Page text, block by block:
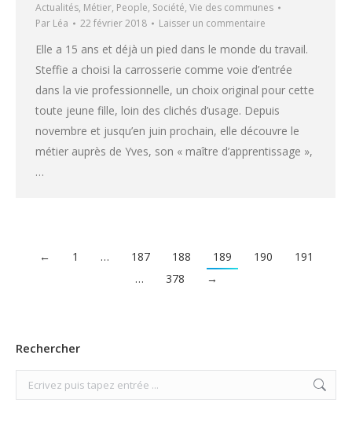
Actualités, Métier, People, Société, Vie des communes
Par Léa 22 février 2018 Laisser un commentaire
Elle a 15 ans et déjà un pied dans le monde du travail.
Steffie a choisi la carrosserie comme voie d’entrée
dans la vie professionnelle, un choix original pour cette
toute jeune fille, loin des clichés d’usage. Depuis
novembre et jusqu’en juin prochain, elle découvre le
métier auprès de Yves, son « maître d’apprentissage »,
…
← 1 … 187 188 189 190
191
…
378 →
Rechercher
Search: